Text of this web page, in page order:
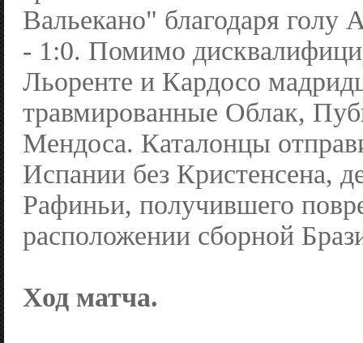
Вальекано" благодаря голу
- 1:0. Помимо
Льоренте и Кардосо
травмированные Облак,
Мендоса. Каталонцы
Испании без Кристенсена,
Рафиньи, получившего
расположении сборной
Ход матча.